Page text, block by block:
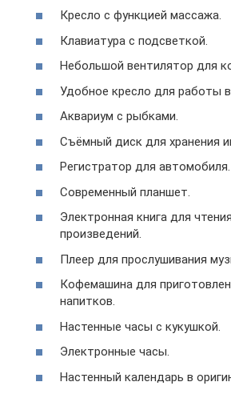
Кресло с функцией массажа.
Клавиатура с подсветкой.
Небольшой вентилятор для
Удобное кресло для работы
Аквариум с рыбками.
Съёмный диск для хранения
Регистратор для автомобиля.
Современный планшет.
Электронная книга для
произведений.
Плеер для прослушивания
Кофемашина для
напитков.
Настенные часы с кукушкой.
Электронные часы.
Настенный календарь в